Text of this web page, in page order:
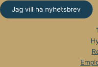
Jag vill ha nyhetsbrev